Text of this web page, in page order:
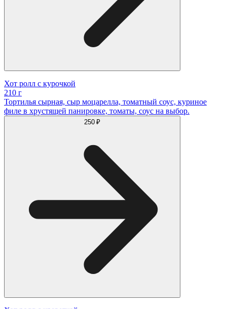
Хот ролл с курочкой
210 г
Тортилья сырная, сыр моцарелла, томатный соус, куриное
филе в хрустящей панировке, томаты, соус на выбор.
250 ₽